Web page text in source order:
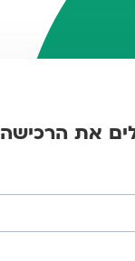
את הרכישה